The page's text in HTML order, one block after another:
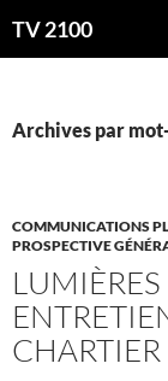
auTV 2100
Archives par
COMMUNICATIONS
PROSPECTIVE
CHARTIER